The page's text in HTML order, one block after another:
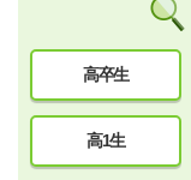
高卒生
高1生